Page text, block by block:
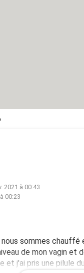
2021 à 00:43
00:23
sommes
de mon vagin et
j'ai pris une pilule